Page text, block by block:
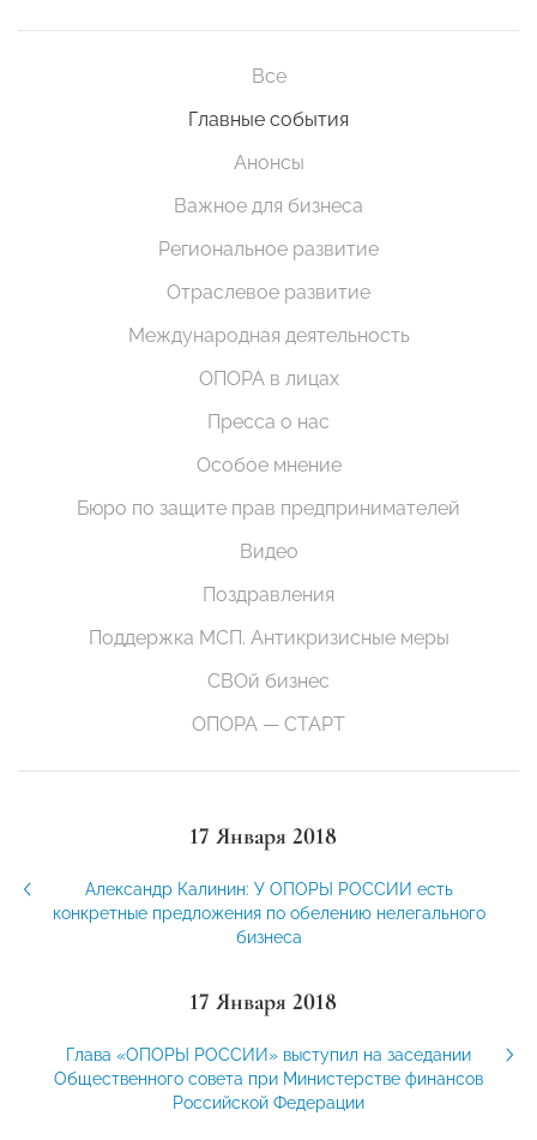
Все
Главные события
Анонсы
Важное для бизнеса
Региональное развитие
Отраслевое развитие
Международная деятельность
ОПОРА в лицах
Пресса о нас
Особое мнение
Бюро по защите прав предпринимателей
Видео
Поздравления
Поддержка МСП. Антикризисные меры
СВОй бизнес
ОПОРА — СТАРТ
17 Января 2018
Александр Калинин: У ОПОРЫ РОССИИ есть
конкретные предложения по обелению нелегального
бизнеса
17 Января 2018
Глава «ОПОРЫ РОССИИ» выступил на заседании
Общественного совета при Министерстве финансов
Российской Федерации